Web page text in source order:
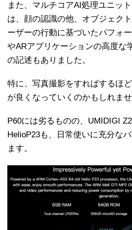
また、マルチコアAI処理ユニット
は、顔の認識の他、オブジェク
ーザーの行動に基づいたパフォ
やARアプリケーションの高度な
の記述もありました。
特に、写真撮影をすればするほ
が良くなっていくのかもしれませ
P60には劣るものの、UMIDIGI
HelioP23も、日常使いに充分な
ます。